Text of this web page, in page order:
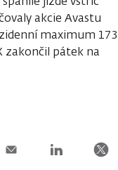
akcie Avastu
maximum 173
zakončil pátek na